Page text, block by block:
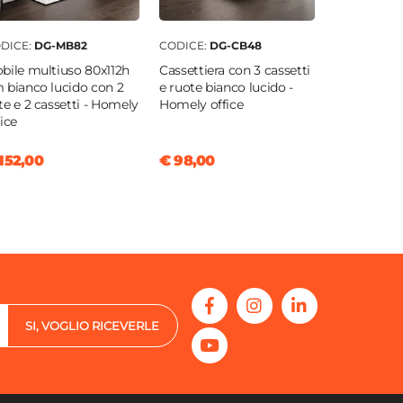
DG-MB82
multiuso 80x112h
bianco lucido con 2
e 2 cassetti - Homely
CODICE: DG-CB48
Cassettiera con 3 cassetti
e ruote bianco lucido -
Homely office
€ 98,00
SI, VOGLIO RICEVERLE